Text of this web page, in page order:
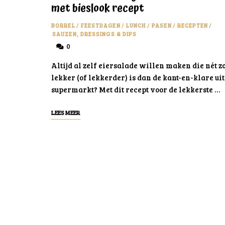
met bieslook recept
BORREL / FEESTDAGEN/ LUNCH / PASEN/ RECEPTEN/
SAUZEN, DRESSINGS & DIPS
0
Altijd al zelf eiersalade willen maken die nét
lekker (of lekkerder) is dan de kant-en-klare uit
supermarkt? Met dit recept voor de lekkerste …
LEES MEER